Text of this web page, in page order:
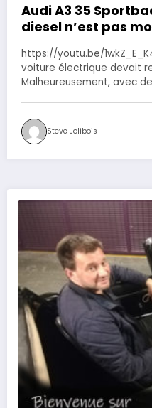
Audi A3 35
diesel n’est pas
https://youtu.be/
voiture électrique devait
Malheureusement, avec
Steve Jolibois